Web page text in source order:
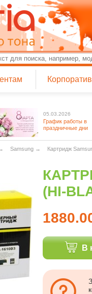
05.03.2026
График работы в
праздничные дни
Samsung → Картридж
(HI-
В